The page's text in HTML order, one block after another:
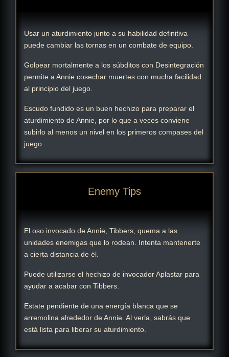
Usar un aturdimiento junto a su habilidad definitiva
puede cambiar las tornas en un combate de equipo.
Golpear mortalmente a los súbditos con Desintegración
permite a Annie cosechar muertes con mucha facilidad
al principio del juego.
Escudo fundido es un buen hechizo para preparar el
aturdimiento de Annie, por lo que a veces conviene
subirlo al menos un nivel en los primeros compases del
juego.
Enemy Tips
El oso invocado de Annie, Tibbers, quema a las
unidades enemigas que lo rodean. Intenta mantenerte
a cierta distancia de él.
Puede utilizarse el hechizo de invocador Aplastar para
ayudar a acabar con Tibbers.
Estate pendiente de una energía blanca que se
arremolina alrededor de Annie. Al verla, sabrás que
está lista para liberar su aturdimiento.